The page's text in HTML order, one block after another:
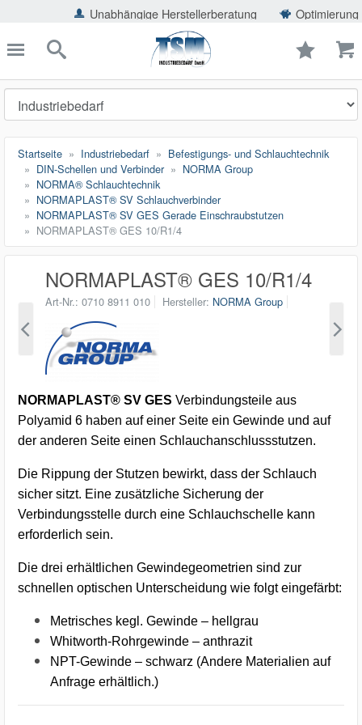
Unabhängige Herstellerberatung Optimierung der
schließen
Suche
Startseite Industriebedarf
Befestigungs- und Schlauchtechnik
DIN-Schellen und Verbinder
NORMA Group
NORMA® Schlauchtechnik
NORMAPLAST® SV Schlauchverbinder
NORMAPLAST® SV GES Gerade Einschraubstutzen
NORMAPLAST® GES 10/R1/4
NORMAPLAST® GES 10/R1/4
Art-Nr. 0710 8911 010 Hersteller NORMA Group
NORMAPLAST® SV GES Verbindungsteile aus
Polyamid 6 haben auf einer Seite ein Gewinde und auf
der anderen Seite einen Schlauchanschlussstutzen.
Die Rippung der Stutzen bewirkt, dass der Schlauch
sicher sitzt. Eine zusätzliche Sicherung der
Verbindungsstelle durch eine Schlauchschelle kann
erforderlich sein.
Die drei erhältlichen Gewindegeometrien sind zur
schnellen optischen Unterscheidung wie folgt eingefärbt:
Metrisches kegl. Gewinde – hellgrau
Whitworth-Rohrgewinde – anthrazit
NPT-Gewinde – schwarz (Andere Materialien auf
Anfrage erhältlich.)